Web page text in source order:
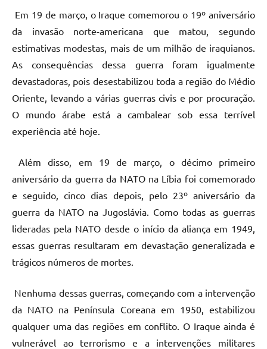
Em 19 de março, o Iraque comemorou o 19º aniversário
da invasão norte-americana que matou, segundo
estimativas modestas, mais de um milhão de iraquianos.
As consequências dessa guerra foram igualmente
devastadoras, pois desestabilizou toda a região do Médio
Oriente, levando a várias guerras civis e por procuração.
O mundo árabe está a cambalear sob essa terrível
experiência até hoje.
Além disso, em 19 de março, o décimo primeiro
aniversário da guerra da NATO na Líbia foi comemorado
e seguido, cinco dias depois, pelo 23º aniversário da
guerra da NATO na Jugoslávia. Como todas as guerras
lideradas pela NATO desde o início da aliança em 1949,
essas guerras resultaram em devastação generalizada e
trágicos números de mortes.
Nenhuma dessas guerras, começando com a intervenção
da NATO na Península Coreana em 1950, estabilizou
qualquer uma das regiões em conflito. O Iraque ainda é
vulnerável ao terrorismo e a intervenções militares